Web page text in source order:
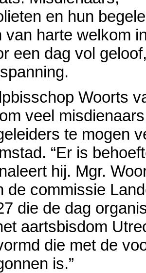
en hun
van harte welkom
een dag vol
Woorts
veel
te mogen
“Er is
hij. Mgr.
de commissie
die de dag
aartsbisdom
die met de
is.”